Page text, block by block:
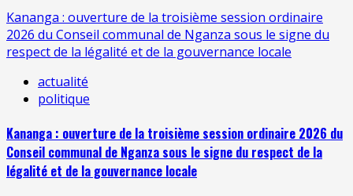
Kananga : ouverture de la troisième session ordinaire
2026 du Conseil communal de Nganza sous le signe du
respect de la légalité et de la gouvernance locale
actualité
politique
Kananga : ouverture de la troisième session ordinaire 2026 du
Conseil communal de Nganza sous le signe du respect de la
légalité et de la gouvernance locale